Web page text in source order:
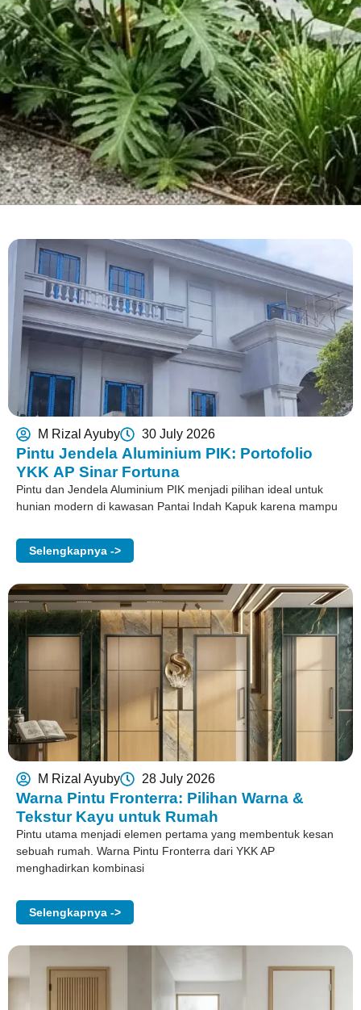
M Rizal Ayuby 30 July 2026
Pintu Jendela Aluminium PIK: Portofolio
YKK AP Sinar Fortuna
Pintu dan Jendela Aluminium PIK menjadi pilihan ideal untuk
hunian modern di kawasan Pantai Indah Kapuk karena mampu
Selengkapnya ->
M Rizal Ayuby 28 July 2026
Warna Pintu Fronterra: Pilihan Warna &
Tekstur Kayu untuk Rumah
Pintu utama menjadi elemen pertama yang membentuk kesan
sebuah rumah. Warna Pintu Fronterra dari YKK AP
menghadirkan kombinasi
Selengkapnya ->